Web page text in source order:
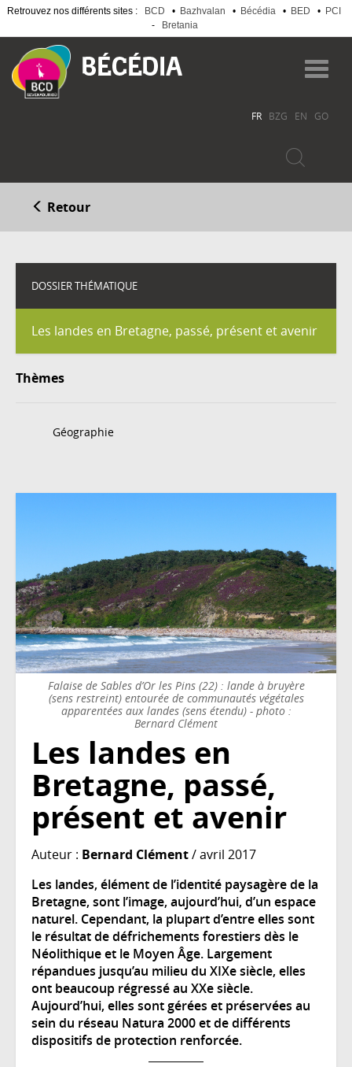
Retrouvez nos différents sites : BCD • Bazhvalan • Bécédia • BED •
PCI
-
Bretania
au
contenu
principal
FR BZG EN GO
Retour
DOSSIER THÉMATIQUE
Les landes en Bretagne, passé, présent et avenir
Thèmes
Géographie
Falaise de Sables d’Or les Pins (22) : lande à bruyère
(sens restreint) entourée de communautés végétales
apparentées aux landes (sens étendu) - photo :
Bernard Clément
Les landes en
Bretagne, passé,
présent et avenir
Auteur : Bernard Clément/ avril 2017
Les landes, élément de l’identité paysagère de la
Bretagne, sont l’image, aujourd’hui, d’un espace
naturel. Cependant, la plupart d’entre elles sont
le résultat de défrichements forestiers dès le
Néolithique et le Moyen Âge. Largement
répandues jusqu’au milieu du XIXe siècle, elles
ont beaucoup régressé au XXe siècle.
Aujourd’hui, elles sont gérées et préservées au
sein du réseau Natura 2000 et de différents
dispositifs de protection renforcée.